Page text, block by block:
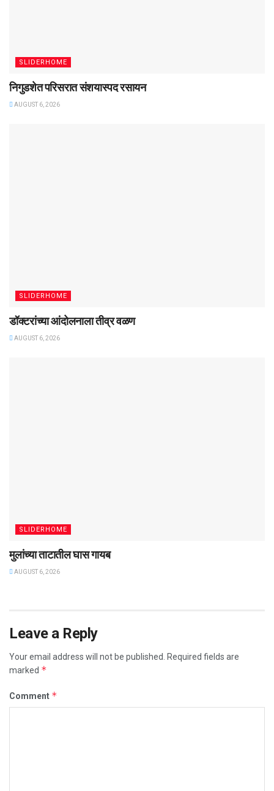
SLIDERHOME
निगुडशेत परिसरात संशयास्पद रसायन
AUGUST 6, 2026
SLIDERHOME
डॉक्टरांच्या आंदोलनाला तीव्र वळण
AUGUST 6, 2026
SLIDERHOME
मुलांच्या ताटातील घास गायब
AUGUST 6, 2026
Leave a Reply
Your email address will not be published. Required fields are
marked *
Comment *